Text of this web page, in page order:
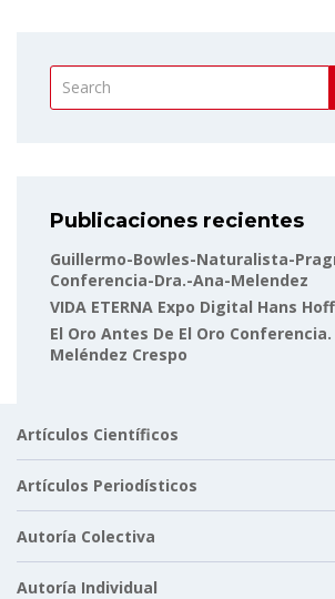
Publicaciones recientes
Guillermo-Bowles-Naturalista-
Conferencia-Dra.-Ana-Melendez
VIDA ETERNA Expo Digital Hans
El Oro Antes De El Oro
Meléndez Crespo
Artículos Científicos
Artículos Periodísticos
Autoría Colectiva
Autoría Individual